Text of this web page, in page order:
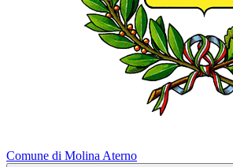
Comune di Molina Aterno